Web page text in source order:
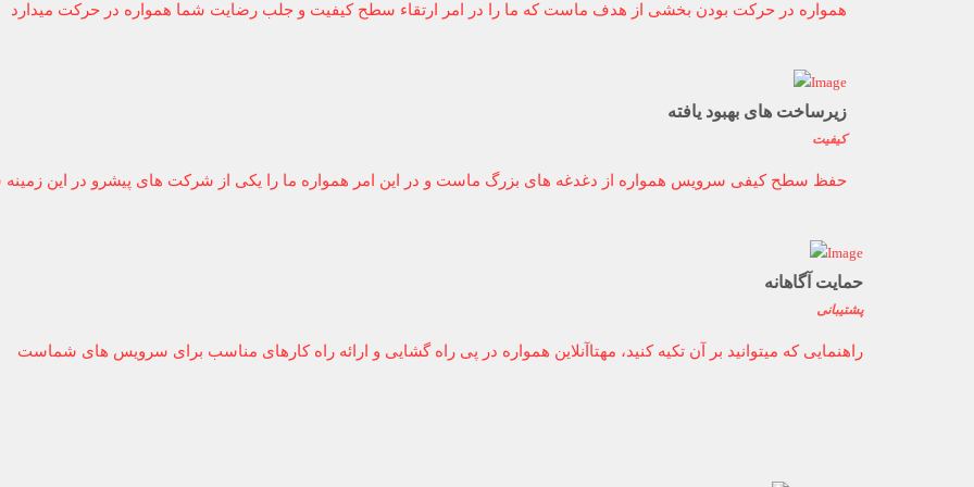
همواره در حرکت بودن بخشی از هدف ماست که ما را در امر ارتقاء سطح کیفیت و جلب رضایت شما همواره در حرکت میدارد
زیرساخت های بهبود یافته
کیفیت
حفظ سطح کیفی سرویس همواره از دغدغه های بزرگ ماست و در این امر همواره ما را یکی از شرکت های پیشرو در این زمینه
حمایت آگاهانه
پشتیبانی
راهنمایی که میتوانید بر آن تکیه کنید، مهتاآنلاین همواره در پی راه گشایی و ارائه راه کارهای مناسب برای سرویس های شماست